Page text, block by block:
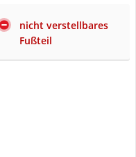
nicht verstellbares
Fußteil